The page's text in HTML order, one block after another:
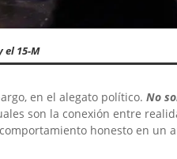
el 15-M
en el alegato político. No
son la conexión entre
honesto en un